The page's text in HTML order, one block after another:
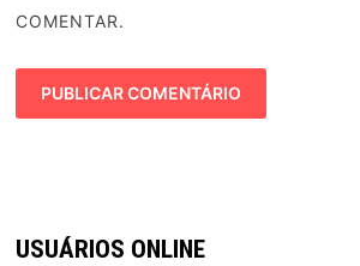
COMENTAR.
USUÁRIOS ONLINE